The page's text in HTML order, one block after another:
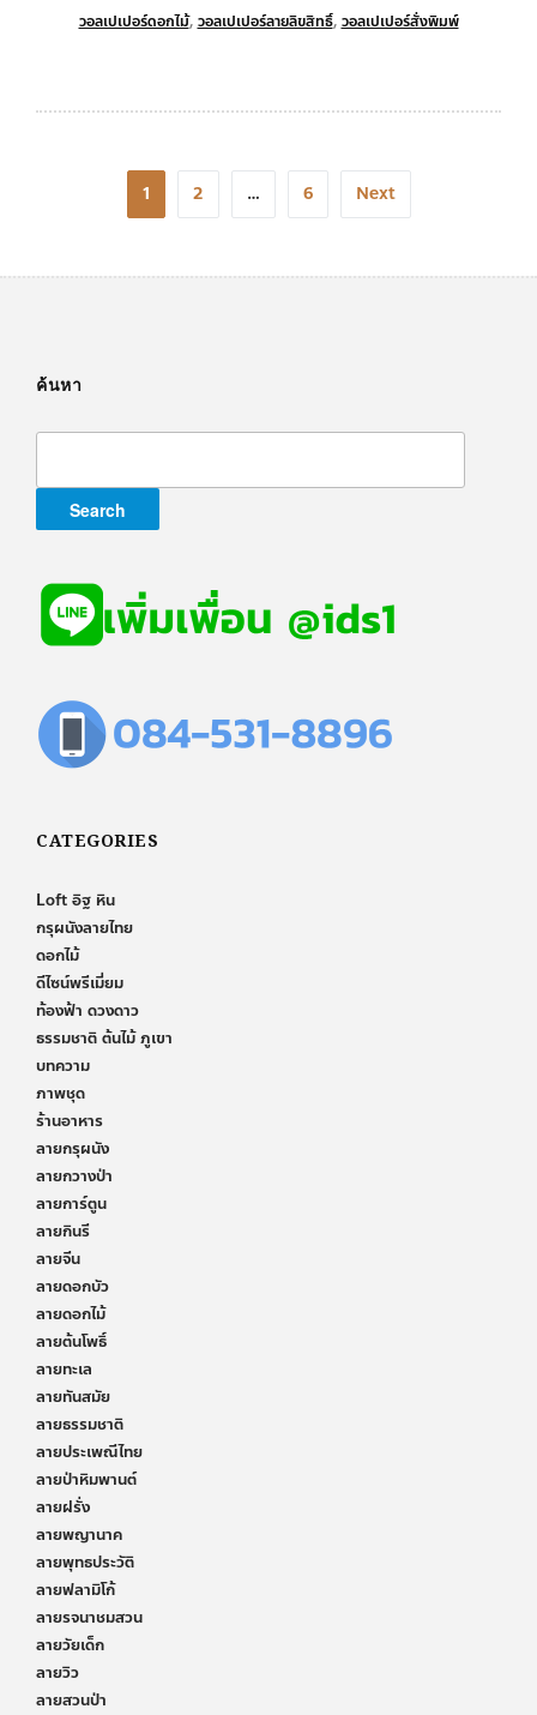
วอลเปเปอร์ดอกไม้, วอลเปเปอร์ลายลิขสิทธิ์, วอลเปเปอร์สั่งพิมพ์
1 2 … 6 Next
ค้นหา
CATEGORIES
Loft อิฐ หิน
กรุผนังลายไทย
ดอกไม้
ดีไซน์พรีเมี่ยม
ท้องฟ้า ดวงดาว
ธรรมชาติ ต้นไม้ ภูเขา
บทความ
ภาพชุด
ร้านอาหาร
ลายกรุผนัง
ลายกวางป่า
ลายการ์ตูน
ลายกินรี
ลายจีน
ลายดอกบัว
ลายดอกไม้
ลายต้นโพธิ์
ลายทะเล
ลายทันสมัย
ลายธรรมชาติ
ลายประเพณีไทย
ลายป่าหิมพานต์
ลายฝรั่ง
ลายพญานาค
ลายพุทธประวัติ
ลายฟลามิโก้
ลายรจนาชมสวน
ลายวัยเด็ก
ลายวิว
ลายสวนป่า